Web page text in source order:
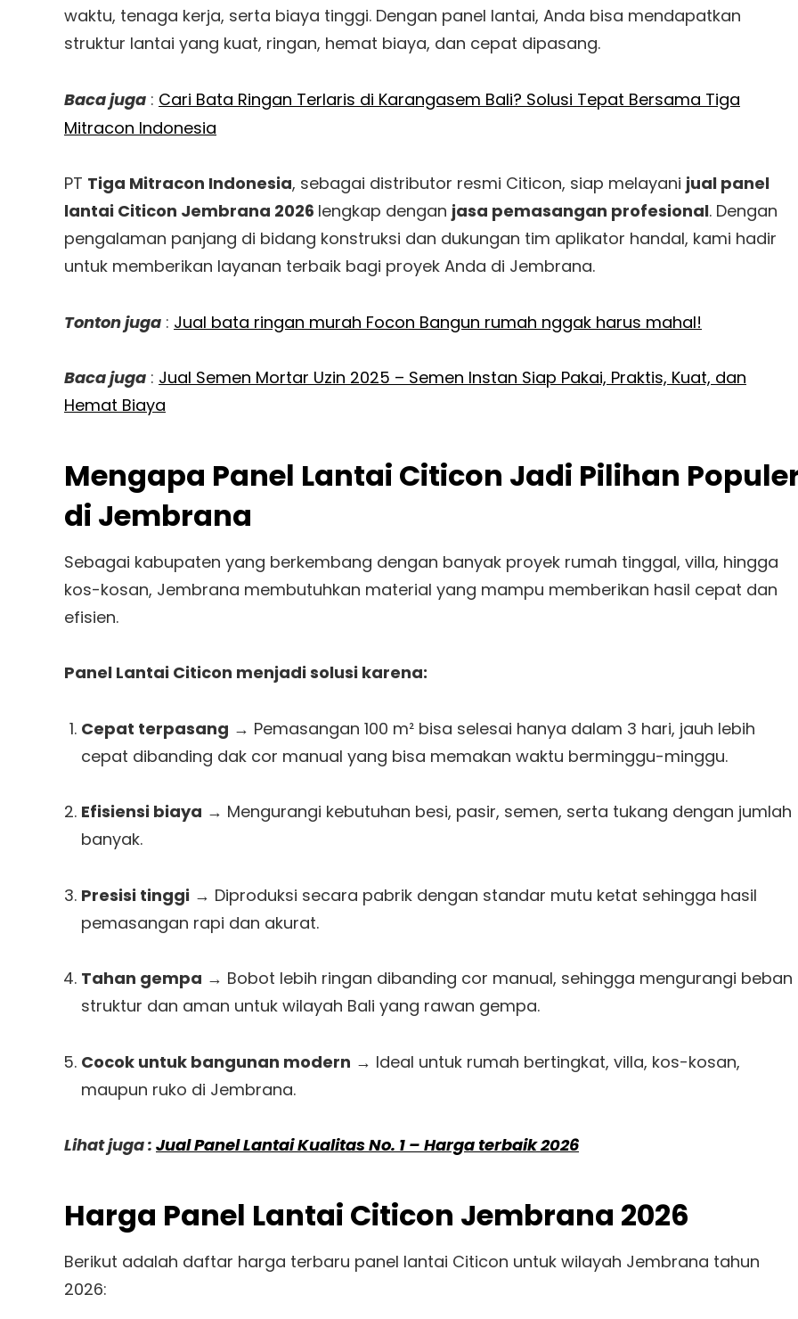
waktu, tenaga kerja, serta biaya tinggi. Dengan panel lantai, Anda bisa mendapatkan
struktur lantai yang kuat, ringan, hemat biaya, dan cepat dipasang.
Baca juga : Cari Bata Ringan Terlaris di Karangasem Bali? Solusi Tepat Bersama Tiga
Mitracon Indonesia
PT Tiga Mitracon Indonesia, sebagai distributor resmi Citicon, siap melayani jual panel
lantai Citicon Jembrana 2026 lengkap dengan jasa pemasangan profesional. Dengan
pengalaman panjang di bidang konstruksi dan dukungan tim aplikator handal, kami hadir
untuk memberikan layanan terbaik bagi proyek Anda di Jembrana.
Tonton juga : Jual bata ringan murah Focon Bangun rumah nggak harus mahal!
Baca juga : Jual Semen Mortar Uzin 2025 – Semen Instan Siap Pakai, Praktis, Kuat, dan
Hemat Biaya
Mengapa Panel Lantai Citicon Jadi Pilihan
di Jembrana
Sebagai kabupaten yang berkembang dengan banyak proyek rumah tinggal, villa, hingga
kos-kosan, Jembrana membutuhkan material yang mampu memberikan hasil cepat dan
efisien.
Panel Lantai Citicon menjadi solusi karena:
Cepat terpasang → Pemasangan 100 m² bisa selesai hanya dalam 3 hari, jauh lebih
cepat dibanding dak cor manual yang bisa memakan waktu berminggu-minggu.
Efisiensi biaya → Mengurangi kebutuhan besi, pasir, semen, serta tukang dengan jumlah
banyak.
Presisi tinggi→ Diproduksi secara pabrik dengan standar mutu ketat sehingga hasil
pemasangan rapi dan akurat.
Tahan gempa → Bobot lebih ringan dibanding cor manual, sehingga mengurangi beban
struktur dan aman untuk wilayah Bali yang rawan gempa.
Cocok untuk bangunan modern → Ideal untuk rumah bertingkat, villa, kos-kosan,
maupun ruko di Jembrana.
Lihat juga : Jual Panel Lantai Kualitas No. 1 – Harga terbaik 2026
Harga Panel Lantai Citicon Jembrana 2026
Berikut adalah daftar harga terbaru panel lantai Citicon untuk wilayah Jembrana tahun
2026: